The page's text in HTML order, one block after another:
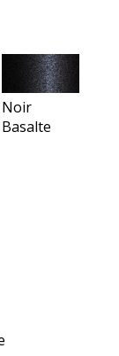
Noir
Basalte